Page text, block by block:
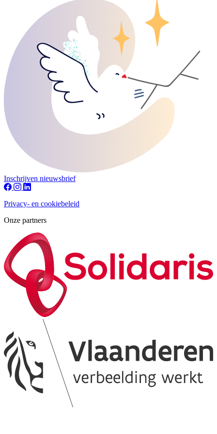
Inschrijven nieuwsbrief
Privacy- en cookiebeleid
Onze partners